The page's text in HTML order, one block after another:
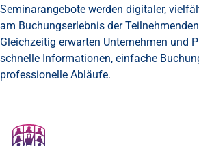
Seminarangebote werden digitaler,
am Buchungserlebnis der
Gleichzeitig erwarten Unternehmen und
schnelle Informationen, einfache
professionelle Abläufe.